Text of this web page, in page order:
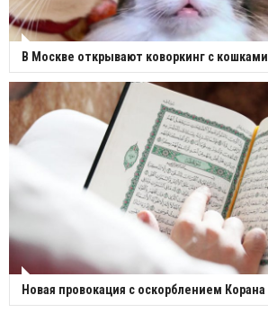
В Москве открывают коворкинг с кошками
Новая провокация с оскорблением Корана